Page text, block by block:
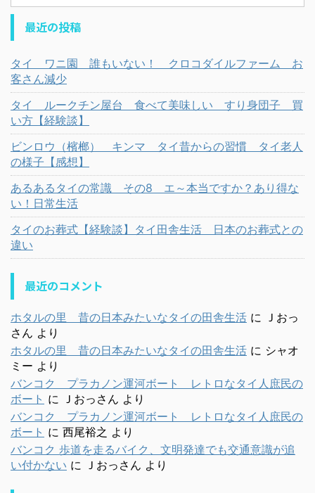
最近の投稿
タイ ワニ園 誰もいない！ クロコダイルファーム お
客さん減少
タイ ルークチン屋台 食べて美味しい すり身団子 買
い方【経験談】
ビンロウ（檳榔） キンマ タイ昔からの習慣 タイ老人
の様子【感想】
あるあるタイの常識 その8 エ～本当ですか？あり得な
い！日常生活
タイのお葬式【経験談】タイ田舎生活 日本のお葬式との
違い
最近のコメント
ホタルの里 昔の日本みたいなタイの田舎生活 に Ｊおっ
さん より
ホタルの里 昔の日本みたいなタイの田舎生活 に シャオ
ミー より
バンコク プラカノン運河ボート レトロなタイ人庶民の
ボート に Ｊおっさん より
バンコク プラカノン運河ボート レトロなタイ人庶民の
ボート に 西尾裕之 より
バンコク 歩道を走るバイク、文明発達でも交通意識が追
い付かない に Ｊおっさん より